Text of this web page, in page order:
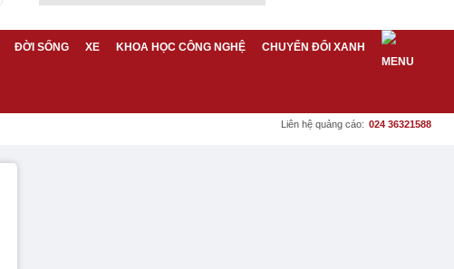
ĐỜI SỐNG XE KHOA HỌC CÔNG NGHỆ CHUYỂN ĐỔI XANH
Liên hệ quảng cáo: 024 36321588